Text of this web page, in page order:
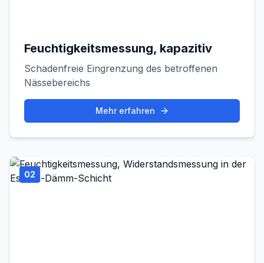
Feuchtigkeitsmessung, kapazitiv
Schadenfreie Eingrenzung des betroffenen
Nässebereichs
Mehr erfahren
02